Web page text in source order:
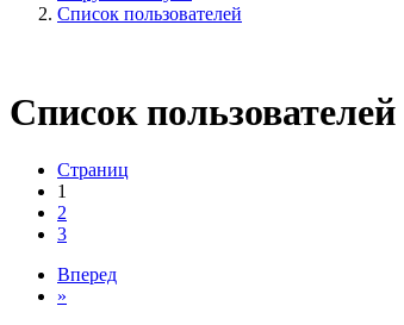
Список пользователей
Список пользователей
Страниц
1
2
3
Вперед
»